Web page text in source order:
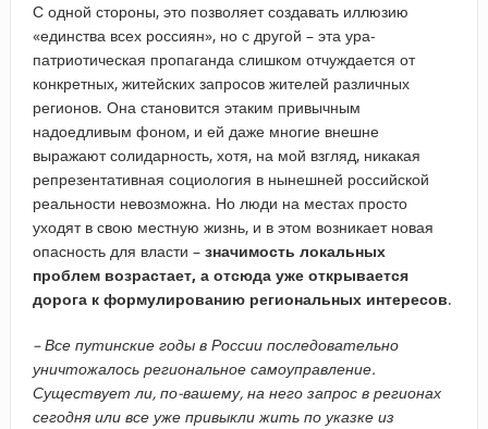
С одной стороны, это позволяет создавать иллюзию
«единства всех россиян», но с другой – эта ура-
патриотическая пропаганда слишком отчуждается от
конкретных, житейских запросов жителей различных
регионов. Она становится этаким привычным
надоедливым фоном, и ей даже многие внешне
выражают солидарность, хотя, на мой взгляд, никакая
репрезентативная социология в нынешней российской
реальности невозможна. Но люди на местах просто
уходят в свою местную жизнь, и в этом возникает новая
опасность для власти – значимость локальных
проблем возрастает, а отсюда уже открывается
дорога к формулированию региональных интересов.
–​ Все путинские годы в России последовательно
уничтожалось региональное самоуправление.
Существует ли, по-вашему, на него запрос в регионах
сегодня или все уже привыкли жить по указке из